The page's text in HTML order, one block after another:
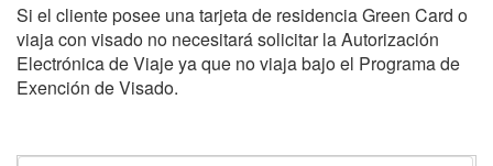
Si el cliente posee una tarjeta de residencia Green Card o
viaja con visado no necesitará solicitar la Autorización
Electrónica de Viaje ya que no viaja bajo el Programa de
Exención de Visado.